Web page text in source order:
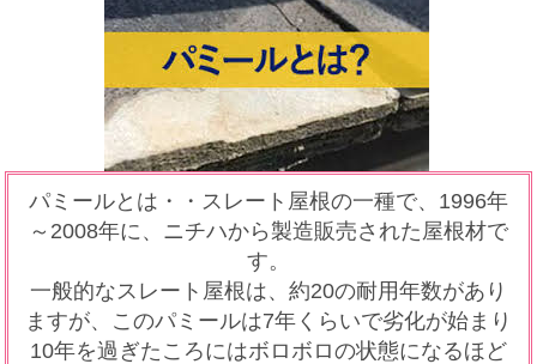
パミールとは・・スレート屋根の一種で、1996年
～2008年に、ニチハから製造販売された屋根材で
す。
一般的なスレート屋根は、約20の耐用年数があり
ますが、このパミールは7年くらいで劣化が始まり
10年を過ぎたころにはボロボロの状態になるほど